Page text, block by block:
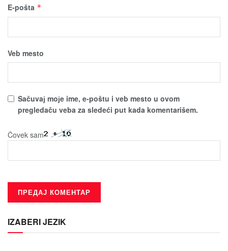
E-pošta *
Veb mesto
Sačuvaј moјe ime, e-poštu i veb mesto u ovom
pregledaču veba za sledeći put kada komentarišem.
Čovek sam
IZABERI JEZIK